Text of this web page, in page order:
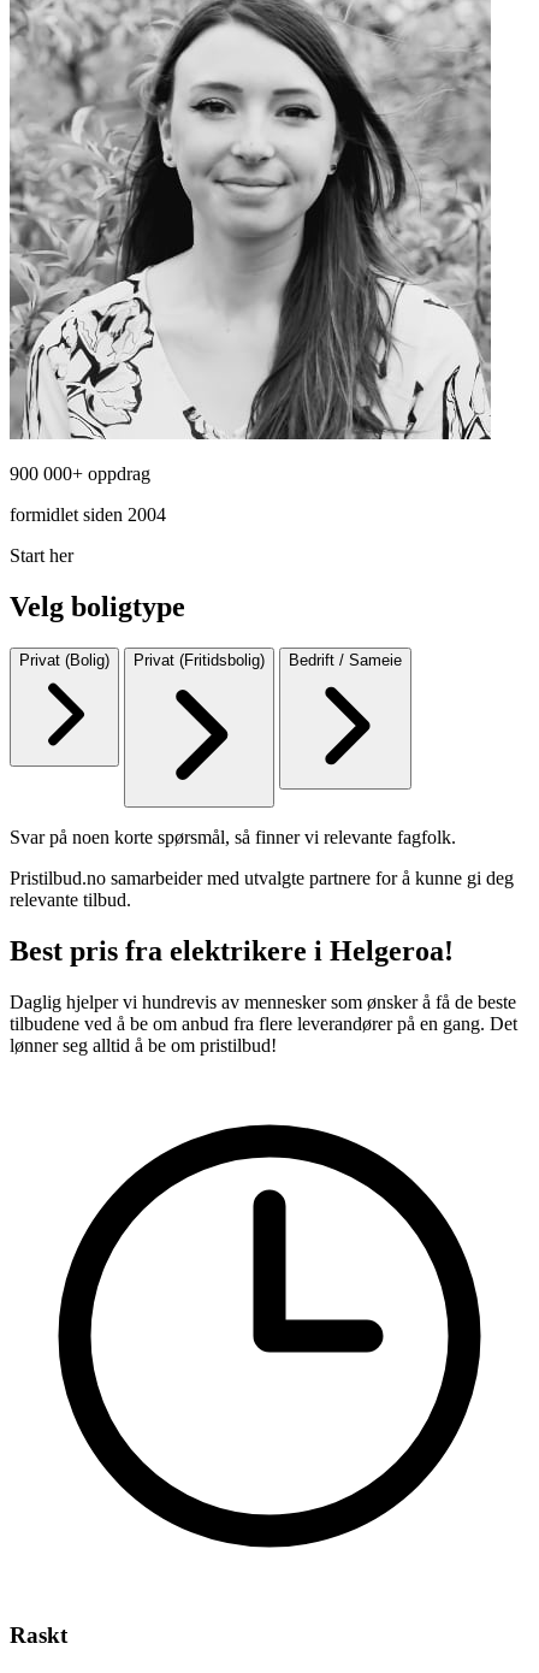
900 000+ oppdrag
formidlet siden 2004
Start her
Velg boligtype
Privat (Bolig) Privat (Fritidsbolig) Bedrift / Sameie
Svar på noen korte spørsmål, så finner vi relevante fagfolk.
Pristilbud.no samarbeider med utvalgte partnere for å kunne gi deg
relevante tilbud.
Best pris fra elektrikere i Helgeroa!
Daglig hjelper vi hundrevis av mennesker som ønsker å få de beste
tilbudene ved å be om anbud fra flere leverandører på en gang. Det
lønner seg alltid å be om pristilbud!
Raskt